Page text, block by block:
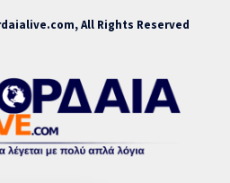
All Rights Reserved